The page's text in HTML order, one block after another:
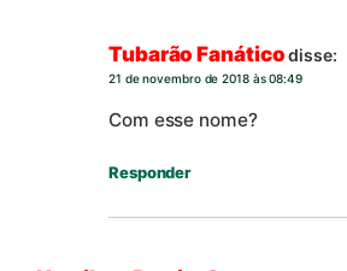
Tubarão Fanáticodisse:
21 de novembro de 2018 às 08:49
Com esse nome?
Responder